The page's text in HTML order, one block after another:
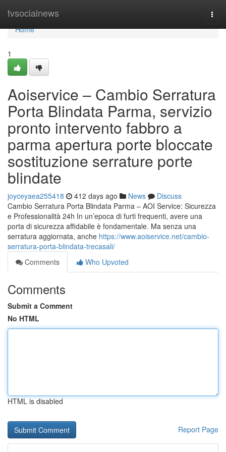
tvsocialnews
Home
Home
1
Aoiservice – Cambio Serratura
Porta Blindata Parma, servizio
pronto intervento fabbro a
parma apertura porte bloccate
sostituzione serrature porte
blindate
joyceyaea255418 412 days ago News
Discuss
Cambio Serratura Porta Blindata Parma – AOI Service: Sicurezza
e Professionalità 24h In un’epoca di furti frequenti, avere una
porta di sicurezza affidabile è fondamentale. Ma senza una
serratura aggiornata, anche https://www.aoiservice.net/cambio-
serratura-porta-blindata-trecasali/
Comments
Who Upvoted
Comments
Submit a Comment
No HTML
HTML is disabled
Report Page